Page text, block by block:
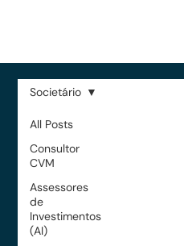
All Posts
Consultor
CVM
Assessores
de
Investimentos
(AI)
Societário